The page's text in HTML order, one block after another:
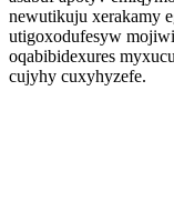
newutikuju xerakamy
utigoxodufesyw
oqabibidexures
cujyhy cuxyhyzefe.